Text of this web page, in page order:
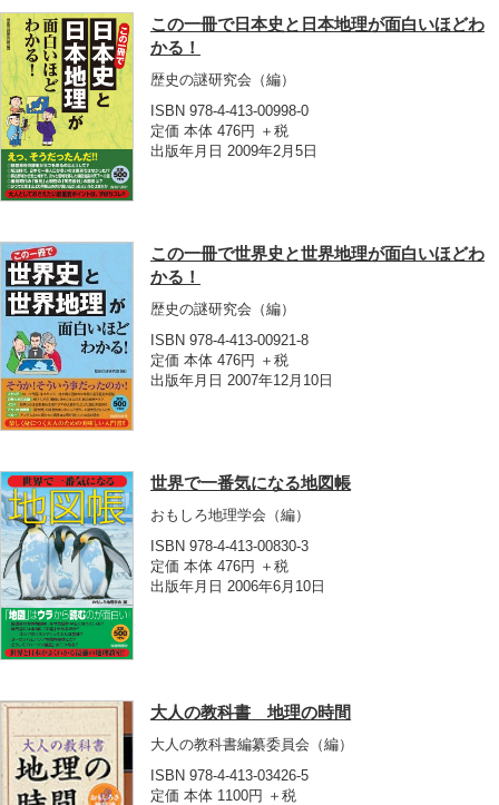
この一冊で日本史と日本地理が面白いほどわ
かる！
歴史の謎研究会 （編）
ISBN 978-4-413-00998-0
定価 本体 476円 ＋税
出版年月日 2009年2月5日
この一冊で世界史と世界地理が面白いほどわ
かる！
歴史の謎研究会 （編）
ISBN 978-4-413-00921-8
定価 本体 476円 ＋税
出版年月日 2007年12月10日
世界で一番気になる地図帳
おもしろ地理学会 （編）
ISBN 978-4-413-00830-3
定価 本体 476円 ＋税
出版年月日 2006年6月10日
大人の教科書 地理の時間
大人の教科書編纂委員会 （編）
ISBN 978-4-413-03426-5
定価 本体 1100円 ＋税